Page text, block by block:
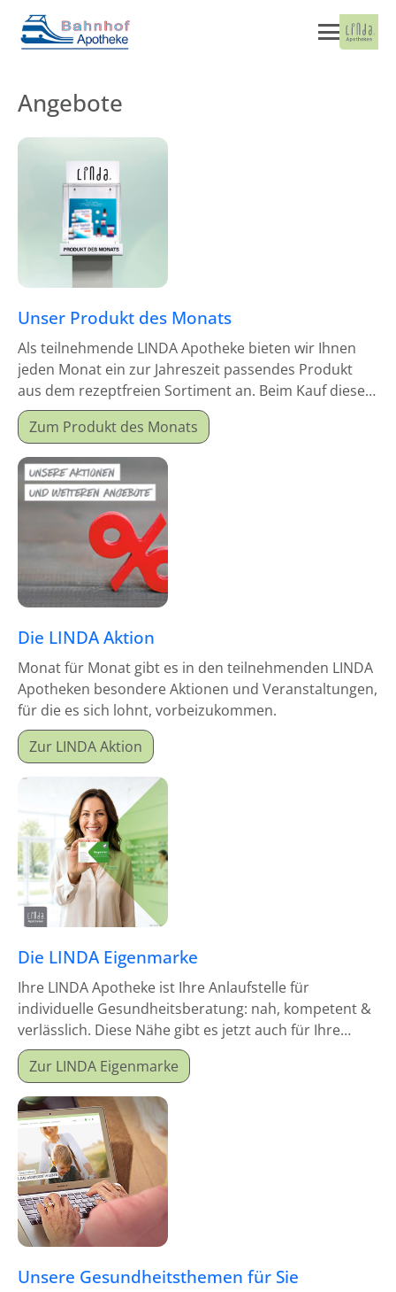
Angebote
Unser Produkt des Monats
Als teilnehmende LINDA Apotheke bieten wir Ihnen
jeden Monat ein zur Jahreszeit passendes Produkt
aus dem rezeptfreien Sortiment an. Beim Kauf dieses
Monatsproduktes erhalten Sie einen Mitgabeartikel
gratis dazu.
Zum Produkt des Monats
Die LINDA Aktion
Monat für Monat gibt es in den teilnehmenden LINDA
Apotheken besondere Aktionen und Veranstaltungen,
für die es sich lohnt, vorbeizukommen.
Zur LINDA Aktion
Die LINDA Eigenmarke
Ihre LINDA Apotheke ist Ihre Anlaufstelle für
individuelle Gesundheitsberatung: nah, kompetent &
verlässlich. Diese Nähe gibt es jetzt auch für Ihre
Hausapotheke!
Zur LINDA Eigenmarke
Unsere Gesundheitsthemen für Sie